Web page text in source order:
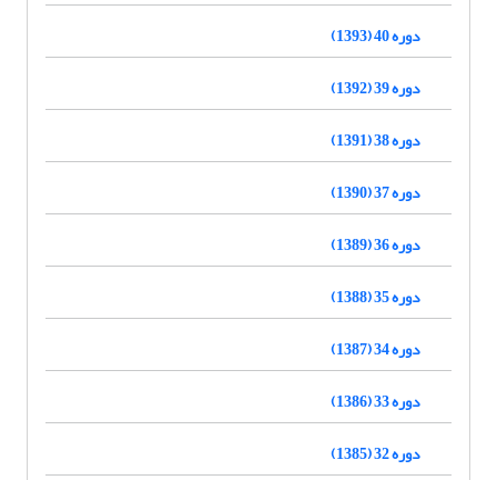
دوره 40 (1393)
دوره 39 (1392)
دوره 38 (1391)
دوره 37 (1390)
دوره 36 (1389)
دوره 35 (1388)
دوره 34 (1387)
دوره 33 (1386)
دوره 32 (1385)